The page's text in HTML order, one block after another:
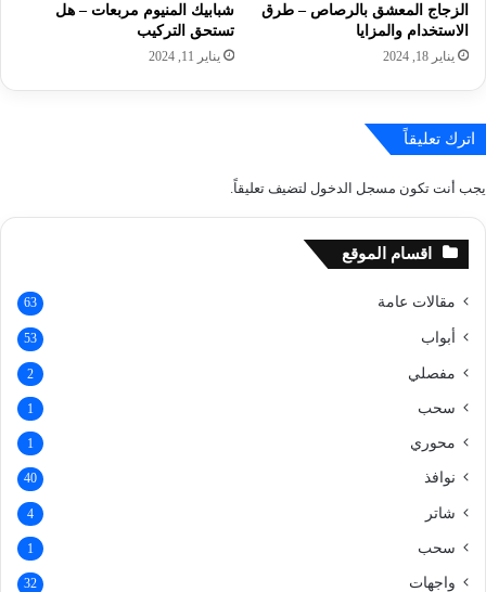
الزجاج المعشق بالرصاص – طرق
الاستخدام والمزايا
يناير 18, 2024
شبابيك المنيوم مربعات – هل
تستحق التركيب
يناير 11, 2024
اترك تعليقاً
يجب أنت تكون مسجل الدخول لتضيف تعليقاً.
اقسام الموقع
مقالات عامة 63
أبواب 53
مفصلي 2
سحب 1
محوري 1
نوافذ 40
شاتر 4
سحب 1
واجهات 32